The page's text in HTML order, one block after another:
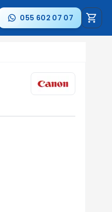
üçün ox
055 602 07 07